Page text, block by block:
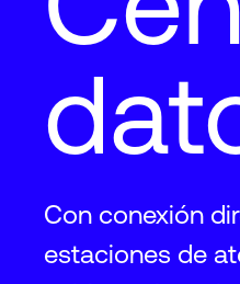
Con conexión
estaciones de